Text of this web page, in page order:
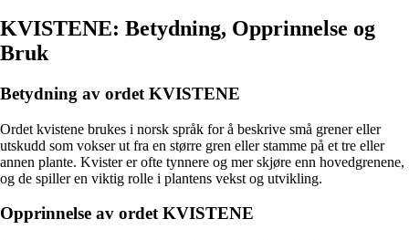
KVISTENE: Betydning, Opprinnelse og
Bruk
Betydning av ordet KVISTENE
Ordet kvistene brukes i norsk språk for å beskrive små grener eller
utskudd som vokser ut fra en større gren eller stamme på et tre eller
annen plante. Kvister er ofte tynnere og mer skjøre enn hovedgrenene,
og de spiller en viktig rolle i plantens vekst og utvikling.
Opprinnelse av ordet KVISTENE